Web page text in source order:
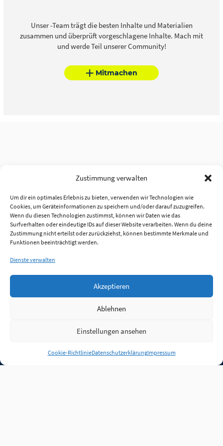
Zustimmung verwalten
Um dir ein optimales Erlebnis zu bieten, verwenden wir Technologien wie
Cookies, um Geräteinformationen zu speichern und/oder darauf zuzugreifen.
Wenn du diesen Technologien zustimmst, können wir Daten wie das
Surfverhalten oder eindeutige IDs auf dieser Website verarbeiten. Wenn du deine
Zustimmung nicht erteilst oder zurückziehst, können bestimmte Merkmale und
Funktionen beeinträchtigt werden.
Dienste verwalten
Akzeptieren
Ablehnen
Einstellungen ansehen
Cookie-RichtlinieDatenschutzerklärungImpressum
Unser -Team trägt die besten Inhalte und Materialien
zusammen und überprüft vorgeschlagene Inhalte. Mach mit
und werde Teil unserer Community!
Mitmachen
Anmelden
Jobs Partner FAQ Quellen